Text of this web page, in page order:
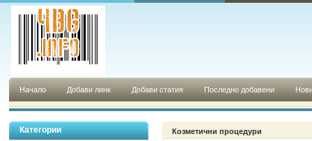
Начало Добави линк Добави статия Последно добавени
Категории Козметични процедури